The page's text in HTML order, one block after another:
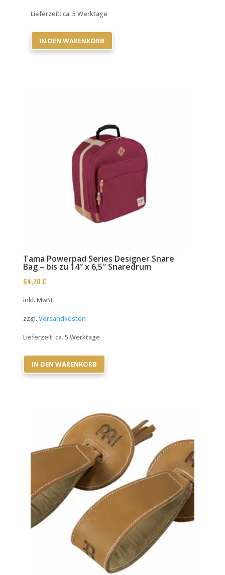
Lieferzeit: ca. 5 Werktage
IN DEN WARENKORB
Tama Powerpad Series Designer Snare
Bag – bis zu 14″ x 6,5″ Snaredrum
64,70€
inkl. MwSt.
zzgl.Versandkosten
Lieferzeit:ca. 5 Werktage
IN DEN WARENKORB